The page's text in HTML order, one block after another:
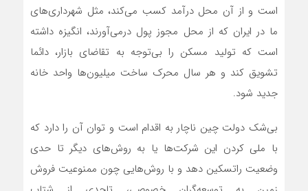
است و از آن محل درآمد کسب می‌کند، مثل شهرداری‌های
ما در ایران که از محل مجوز پول درمی‌آورند، انگیزه داشته
است که تولید مسکن را بی‌توجه به تقاضای بازار، دائما
تشویق کند و هر سال محرک ساخت میلیون‌ها واحد خانه
جدید شود.
بی‌شک دولت چین ناچار به اقدام است و توان آن را دارد که
با ملی کردن این شرکت‌ها یا به روش‌های دیگر تا حدی
وضعیت راتسکین دهد و با روش‌هایی چون ممنوعیت فروش